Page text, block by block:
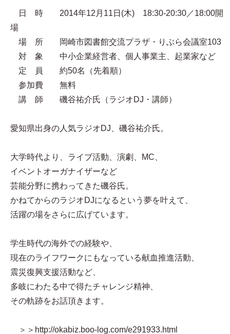
日 時 2014年12月11日(木) 18:30-20:30／18:00開
場
場 所 岡崎市図書館交流プラザ・りぶら会議室103
対 象 中小企業経営者、個人事業主、起業家など
定 員 約50名（先着順）
参加費 無料
講 師 磯谷祐介氏（ラジオDJ・講師）
愛知県出身の人気ラジオDJ、磯谷祐介氏。
大学時代より、ライブ活動、演劇、MC、
イベントオーガナイザーなど
芸能分野に携わってきた磯谷氏。
かねてからのラジオDJになるという夢を叶えて、
活躍の場をさらに広げています。
学生時代の海外での経験や、
現在のライフワークにもなっている献血推進活動、
震災復興支援活動など、
多岐にわたる中で得たチャレンジ精神、
その軌跡をお話頂きます。
＞＞http://okabiz.boo-log.com/e291933.html